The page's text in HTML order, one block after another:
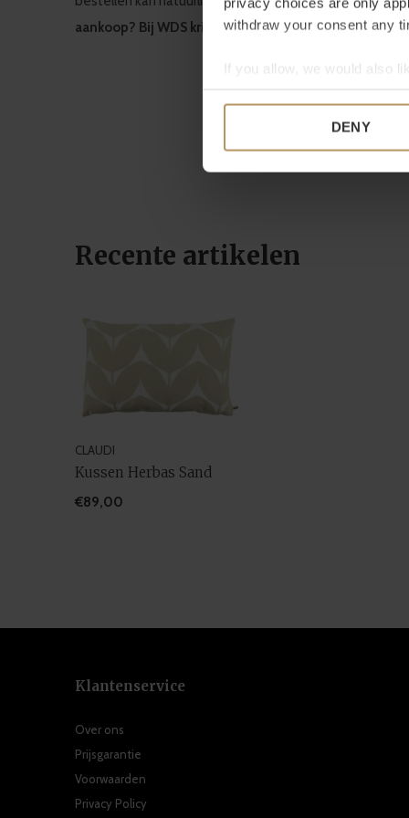
privacy choices are only
withdraw your consent any
If you allow, we would also
Collect information
DENY
aankoop? Bij WDS krijg je 30dagen bedenktijd.
Recente artikelen
CLAUDI
Kussen Herbas Sand
€89,00
Klantenservice
Over ons
Prijsgarantie
Voorwaarden
Privacy Policy